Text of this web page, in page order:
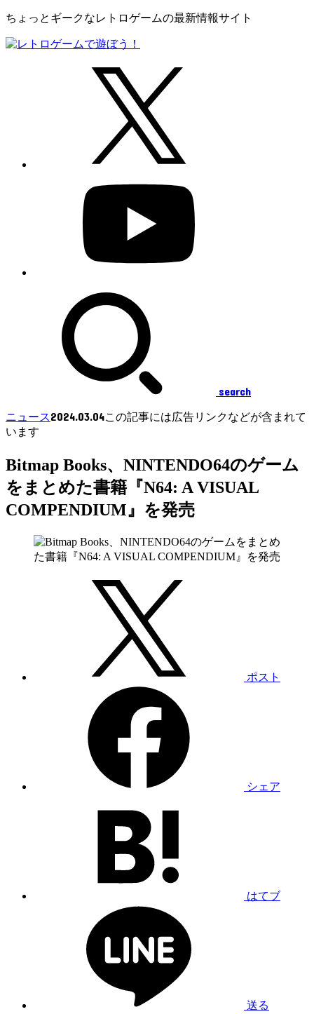
ちょっとギークなレトロゲームの最新情報サイト
search
ニュース2024.03.04この記事には広告リンクなどが含まれて
います
Bitmap Books、NINTENDO64のゲーム
をまとめた書籍『N64: A VISUAL
COMPENDIUM』を発売
ポスト
シェア
はてブ
送る